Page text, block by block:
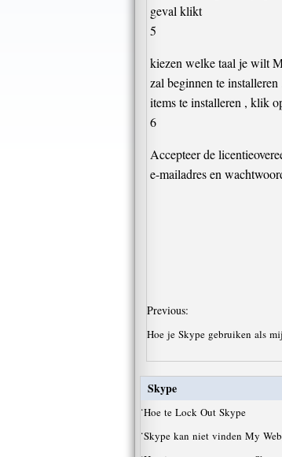
geval klikt
5
kiezen welke taal je wilt
zal beginnen te
items te installeren , klik
6
Accepteer de
e-mailadres en
Previous:
Hoe je Skype gebruiken als
Skype
·Hoe te Lock Out Skype
·Skype kan niet vinden My